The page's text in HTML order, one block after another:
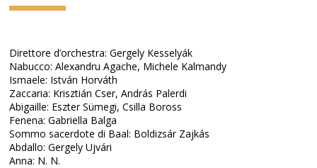
Direttore d’orchestra: Gergely Kesselyák
Nabucco: Alexandru Agache, Michele Kalmandy
Ismaele: István Horváth
Zaccaria: Krisztián Cser, András Palerdi
Abigaille: Eszter Sümegi, Csilla Boross
Fenena: Gabriella Balga
Sommo sacerdote di Baal: Boldizsár Zajkás
Abdallo: Gergely Ujvári
Anna: N. N.